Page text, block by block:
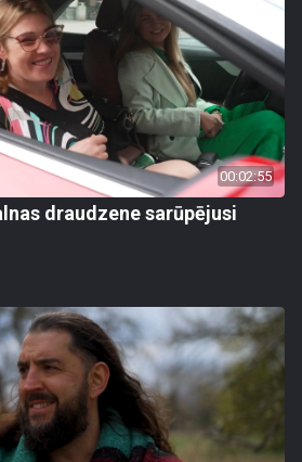
00:02:55
draudzene sarūpējusi